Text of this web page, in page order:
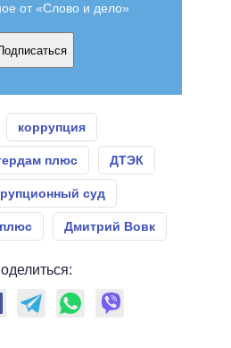
от «Слово и дело»
коррупция
плюс ДТЭК
суд
Дмитрий Вовк